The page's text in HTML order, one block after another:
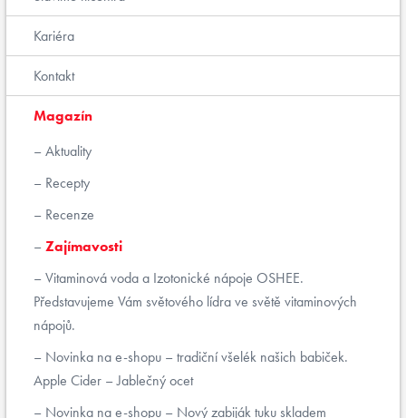
Kariéra
Kontakt
Magazín
Aktuality
Recepty
Recenze
Zajímavosti
Vitaminová voda a Izotonické nápoje OSHEE.
Představujeme Vám světového lídra ve světě vitaminových
nápojů.
Novinka na e-shopu – tradiční všelék našich babiček.
Apple Cider – Jablečný ocet
Novinka na e-shopu – Nový zabiják tuku skladem